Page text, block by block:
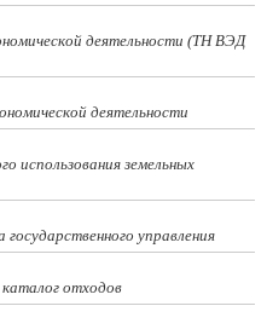
деятельности (ТН ВЭД
деятельности
использования земельных
управления
отходов